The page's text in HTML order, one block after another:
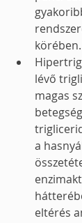
körében.
lévő
magas
a
eltérés